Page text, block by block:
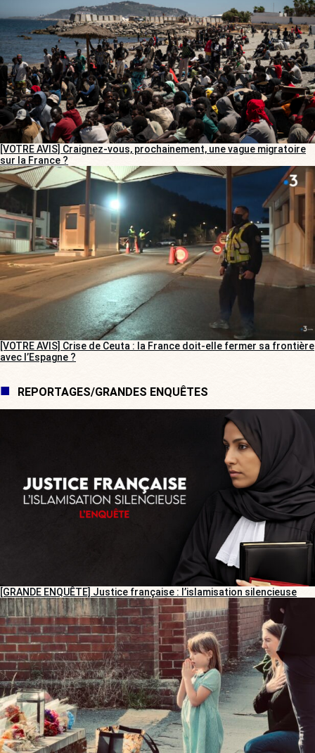
[VOTRE AVIS] Craignez-vous, prochainement, une vague migratoire
sur la France ?
[VOTRE AVIS] Crise de Ceuta : la France doit-elle fermer sa frontière
avec l’Espagne ?
REPORTAGES/GRANDES ENQUÊTES
[GRANDE ENQUÊTE] Justice française : l’islamisation silencieuse